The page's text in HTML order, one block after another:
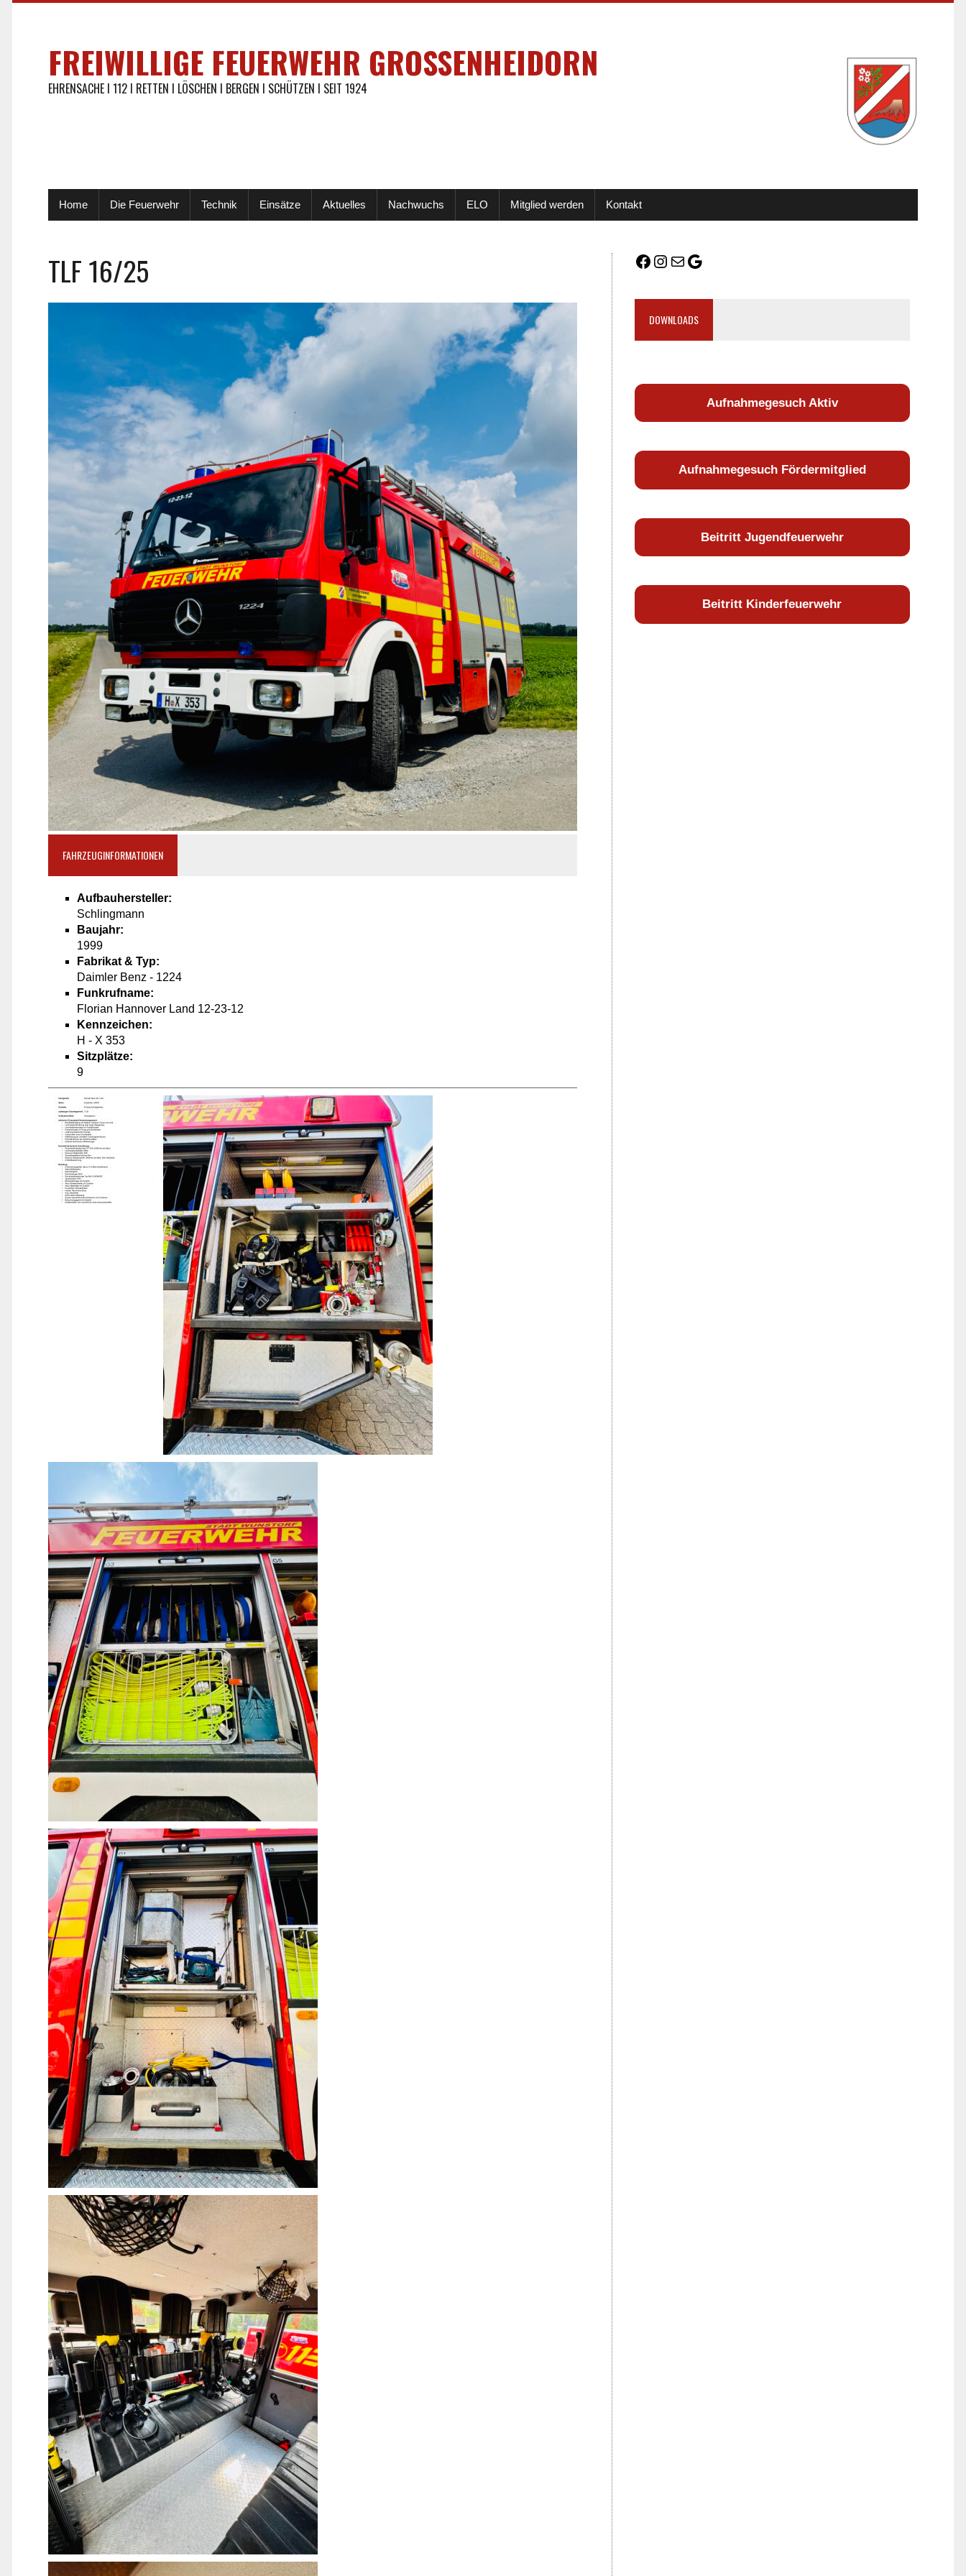
FREIWILLIGE FEUERWEHR GROSSENHEIDORN
EHRENSACHE I 112 I RETTEN I LÖSCHEN I BERGEN I SCHÜTZEN I SEIT 1924
Home Die Feuerwehr Technik Einsätze Aktuelles Nachwuchs ELO Mitglied werden Kontakt
TLF 16/25
FAHRZEUGINFORMATIONEN
Aufbauhersteller:
Schlingmann
Baujahr:
1999
Fabrikat & Typ:
Daimler Benz - 1224
Funkrufname:
Florian Hannover Land 12-23-12
Kennzeichen:
H - X 353
Sitzplätze:
9
DOWNLOADS
Aufnahmegesuch Aktiv
Aufnahmegesuch Fördermitglied
Beitritt Jugendfeuerwehr
Beitritt Kinderfeuerwehr